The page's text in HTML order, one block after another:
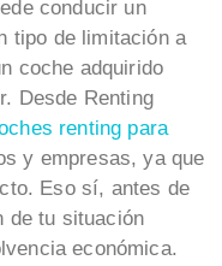
conducir un
tipo de limitación a
coche adquirido
Desde Renting
renting para
y empresas, ya que
Eso sí, antes de
de tu situación
económica.